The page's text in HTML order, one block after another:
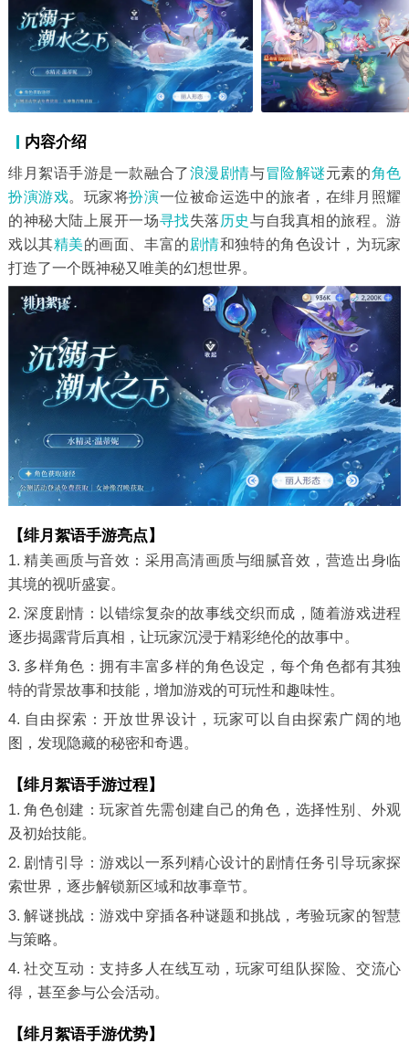
内容介绍
绯月絮语手游是一款融合了浪漫剧情与冒险解谜元素的角色
扮演游戏。玩家将扮演一位被命运选中的旅者，在绯月照耀
的神秘大陆上展开一场寻找失落 历史与自我真相的旅程。游
戏以其精美的画面、丰富的剧情和独特的角色设计，为玩家
打造了一个既神秘又唯美的幻想世界。
【绯月絮语手游亮点】
1. 精美画质与音效：采用高清画质与细腻音效，营造出身临
其境的视听盛宴。
2. 深度剧情：以错综复杂的故事线交织而成，随着游戏进程
逐步揭露背后真相，让玩家沉浸于精彩绝伦的故事中。
3. 多样角色：拥有丰富多样的角色设定，每个角色都有其独
特的背景故事和技能，增加游戏的可玩性和趣味性。
4. 自由探索：开放世界设计，玩家可以自由探索广阔的地
图，发现隐藏的秘密和奇遇。
【绯月絮语手游过程】
1. 角色创建：玩家首先需创建自己的角色，选择性别、外观
及初始技能。
2. 剧情引导：游戏以一系列精心设计的剧情任务引导玩家探
索世界，逐步解锁新区域和故事章节。
3. 解谜挑战：游戏中穿插各种谜题和挑战，考验玩家的智慧
与策略。
4. 社交互动：支持多人在线互动，玩家可组队探险、交流心
得，甚至参与公会活动。
【绯月絮语手游优势】